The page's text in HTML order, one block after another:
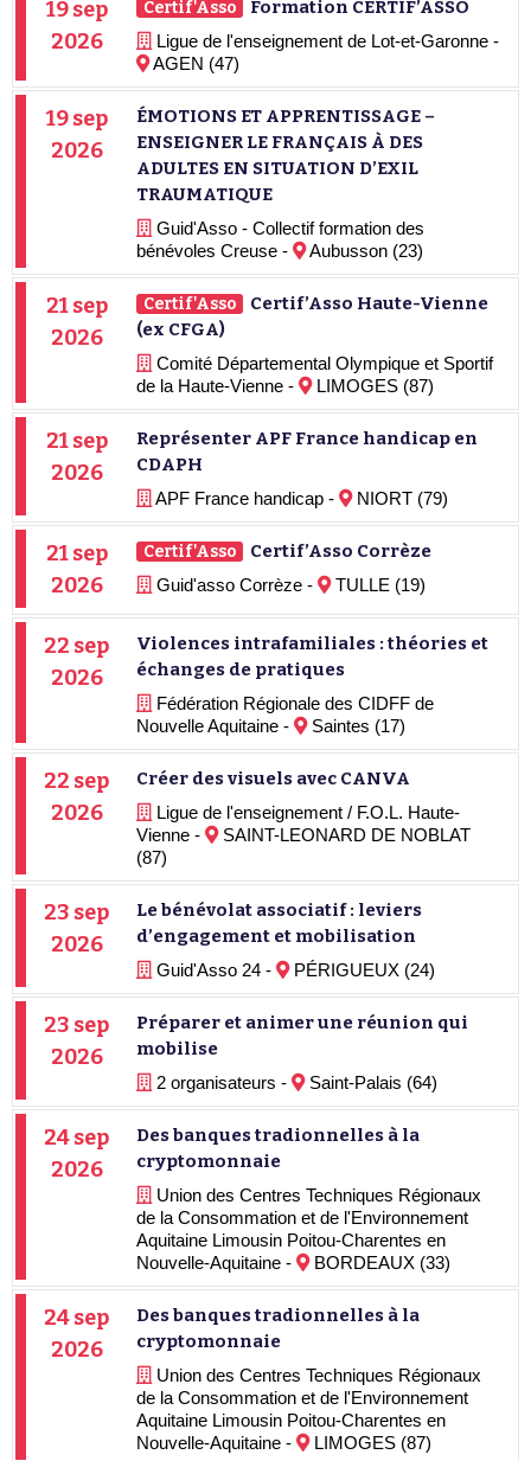
19 sep
2026
Certif'Asso Formation CERTIF’ASSO
Ligue de l'enseignement de Lot-et-Garonne -
AGEN (47)
19 sep
2026
ÉMOTIONS ET APPRENTISSAGE –
ENSEIGNER LE FRANÇAIS À DES
ADULTES EN SITUATION D’EXIL
TRAUMATIQUE
Guid'Asso - Collectif formation des
bénévoles Creuse -
Aubusson (23)
21 sep
2026
Certif'Asso
Certif’Asso Haute-Vienne
(ex CFGA)
Comité Départemental Olympique et Sportif
de la Haute-Vienne -
LIMOGES (87)
21 sep
2026
Représenter APF France handicap en
CDAPH
APF France handicap - NIORT (79)
21 sep
2026
Certif'Asso Certif’Asso Corrèze
Guid'asso Corrèze - TULLE (19)
22 sep
2026
Violences intrafamiliales : théories et
échanges de pratiques
Fédération Régionale des CIDFF de
Nouvelle Aquitaine -
Saintes (17)
22 sep
2026
Créer des visuels avec CANVA
Ligue de l'enseignement / F.O.L. Haute-
Vienne -
SAINT-LEONARD DE NOBLAT
(87)
23 sep
2026
Le bénévolat associatif : leviers
d’engagement et mobilisation
Guid'Asso 24 - PÉRIGUEUX (24)
23 sep
2026
Préparer et animer une réunion qui
mobilise
2 organisateurs - Saint-Palais (64)
24 sep
2026
Des banques tradionnelles à la
cryptomonnaie
Union des Centres Techniques Régionaux
de la Consommation et de l'Environnement
Aquitaine Limousin Poitou-Charentes en
Nouvelle-Aquitaine -
BORDEAUX (33)
24 sep
2026
Des banques tradionnelles à la
cryptomonnaie
Union des Centres Techniques Régionaux
de la Consommation et de l'Environnement
Aquitaine Limousin Poitou-Charentes en
Nouvelle-Aquitaine -
LIMOGES (87)